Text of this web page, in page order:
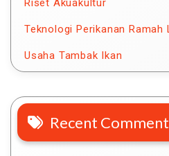
Riset Akuakultur
Teknologi Perikanan Ramah
Usaha Tambak Ikan
Recent